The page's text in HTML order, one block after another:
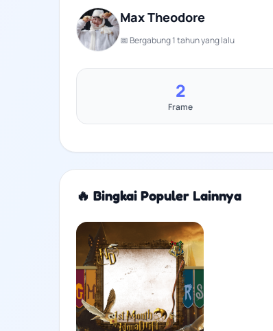
Max Theodore
📅 Bergabung 1 tahun yang lalu
2
Frame
🔥 Bingkai Populer Lainnya